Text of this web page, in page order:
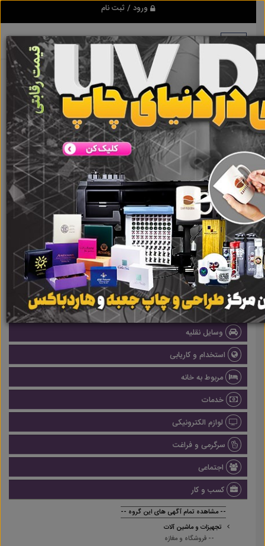
ورود / ثبت نام
هیچ آگهی در این گروه ثبت نشده
است
گروه ها
املاک
صنعتی
پزشکی و سلامت
وسایل نقلیه
استخدام و کاریابی
مربوط به خانه
خدمات
لوازم الکترونیکی
سرگرمی و فراغت
اجتماعی
کسب و کار
-- مشاهده تمام آگهی های این گروه --
تجهیزات و ماشین آلات
-- فروشگاه و مغازه